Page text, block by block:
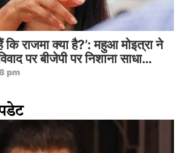
कि राजमा क्या है?’: महुआ मोइत्रा ने
पर बीजेपी पर निशाना साधा…
pm